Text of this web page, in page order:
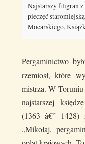
Najstarszy filigran
pieczęć
Mocarskiego,
Pergaminictwo
rzemiosł, które
mistrza. W
najstarszej
(1363 â€” 1428)
„Mikołaj,